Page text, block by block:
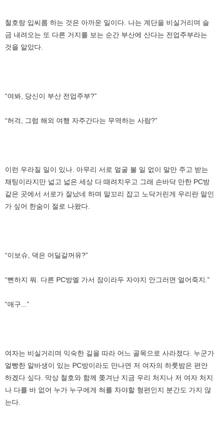
철호랑 입씨름 하는 것은 아까운 일이다. 나는 계단을 비실거리며 슬
금 내려오는 또 다른 거지를 보는 순간 부산에 산다는 전업주부라는
것을 알았다.
“여봐, 당신이 부산 전업주부?”
“허걱, 그럼 해외 여행 자주간다는 무역하는 사람?”
이런 우라질 일이 있나. 아무리 서로 얼굴 볼 일 없이 말만 주고 받는
채팅이라지만 넓고 넓은 세상 다 때려치우고 그래 손바닥 만한 PC방
같은 곳에서 서로가 잘났네 하며 말꼬리 잡고 노닥거린게 우리란 말인
가 싶어 한숨이 절로 나왔다.
“이보슈, 댁은 어딜갈꺼유?”
“뻔하지 뭐. 다른 PC방엘 가서 잠이라두 자야지 안그러면 얼어죽지.”
“애구...”
여자는 비실거리며 익숙한 길을 따라 어느 골목으로 사라졌다. 누군가
얼빵한 알바생이 있는 PC방이라도 만나면 저 여자의 하룻밤은 편안
하겠다 싶다. 막상 철호와 함께 쫒겨난 지금 우리 처지나 저 여자 처지
나 다를 바 없어 누가 누구에게 혀를 차야할 형편인지 분간도 가지 않
는다.